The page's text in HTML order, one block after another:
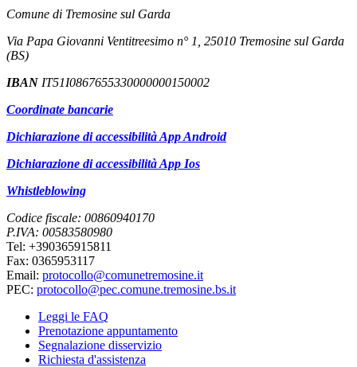
Comune di Tremosine sul Garda
Via Papa Giovanni Ventitreesimo n° 1, 25010 Tremosine sul Garda
(BS)
IBAN IT51I0867655330000000150002
Coordinate bancarie
Dichiarazione di accessibilità App Android
Dichiarazione di accessibilità App Ios
Whistleblowing
Codice fiscale: 00860940170
P.IVA: 00583580980
Tel: +390365915811
Fax: 0365953117
Email: protocollo@comunetremosine.it
PEC: protocollo@pec.comune.tremosine.bs.it
Leggi le FAQ
Prenotazione appuntamento
Segnalazione disservizio
Richiesta d'assistenza